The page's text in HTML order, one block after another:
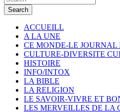
Search
ACCUEILL
A LA UNE
CE MONDE-LE JOURNAL
CULTURE-DIVERSITE
HISTOIRE
INFO/INTOX
LA BIBLE
LA RELIGION
LE SAVOIR-VIVRE ET
LES MERVEILLES DE LA